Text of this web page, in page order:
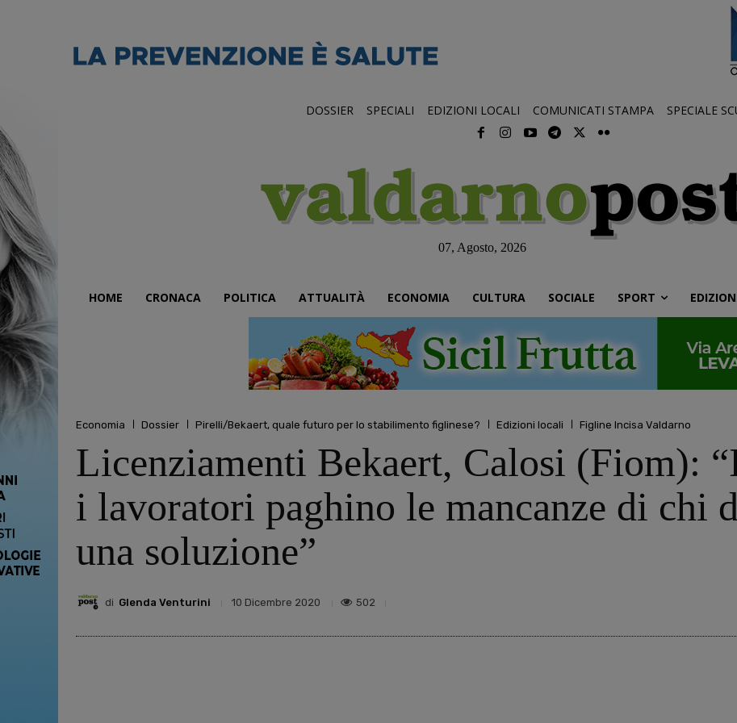
DOSSIER SPECIALI EDIZIONI LOCALI COMUNICATI STAMPA SPECIALE
07, Agosto, 2026
HOME CRONACA POLITICA ATTUALITÀ ECONOMIA CULTURA SOCIALE SPORT
Economia Dossier Pirelli/Bekaert, quale futuro per lo stabilimento figlinese? Edizioni locali Figline Incisa Valdarno
Licenziamenti Bekaert, Calosi (Fiom):
i lavoratori paghino le mancanze di chi
una soluzione”
di Glenda Venturini 10 Dicembre 2020 502